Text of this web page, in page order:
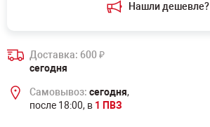
Нашли дешевле?
Доставка: 600₽
сегодня
Самовывоз: сегодня,
после 18:00, в 1 ПВЗ